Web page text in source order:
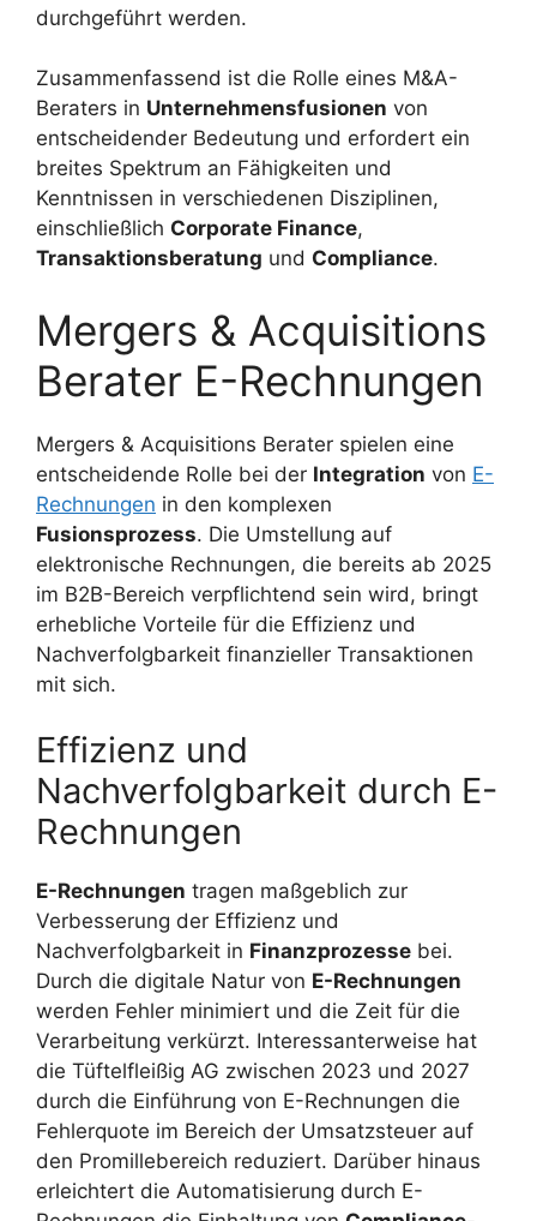
durchgeführt werden.
Zusammenfassend ist die Rolle eines M&A-
Beraters in Unternehmensfusionen von
entscheidender Bedeutung und erfordert ein
breites Spektrum an Fähigkeiten und
Kenntnissen in verschiedenen Disziplinen,
einschließlich Corporate Finance,
Transaktionsberatung und Compliance.
Mergers & Acquisitions
Berater E-Rechnungen
Mergers & Acquisitions Berater spielen eine
entscheidende Rolle bei der Integration von E-
Rechnungen in den komplexen
Fusionsprozess. Die Umstellung auf
elektronische Rechnungen, die bereits ab 2025
im B2B-Bereich verpflichtend sein wird, bringt
erhebliche Vorteile für die Effizienz und
Nachverfolgbarkeit finanzieller Transaktionen
mit sich.
Effizienz und
Nachverfolgbarkeit durch E-
Rechnungen
E-Rechnungen tragen maßgeblich zur
Verbesserung der Effizienz und
Nachverfolgbarkeit in Finanzprozesse bei.
Durch die digitale Natur von E-Rechnungen
werden Fehler minimiert und die Zeit für die
Verarbeitung verkürzt. Interessanterweise hat
die Tüftelfleißig AG zwischen 2023 und 2027
durch die Einführung von E-Rechnungen die
Fehlerquote im Bereich der Umsatzsteuer auf
den Promillebereich reduziert. Darüber hinaus
erleichtert die Automatisierung durch E-